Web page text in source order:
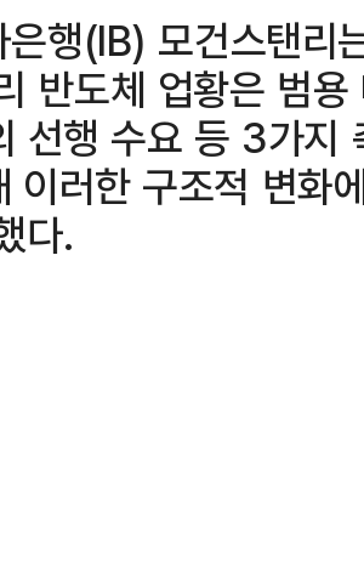
은행(IB) 모건스탠리
반도체 업황은 범
선행 수요 등 3가지
이러한 구조적 변화
다.